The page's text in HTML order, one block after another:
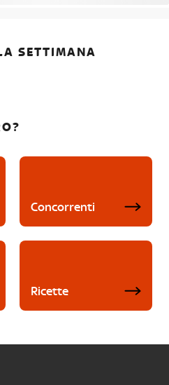
SETTIMANA
Concorrenti
Ricette